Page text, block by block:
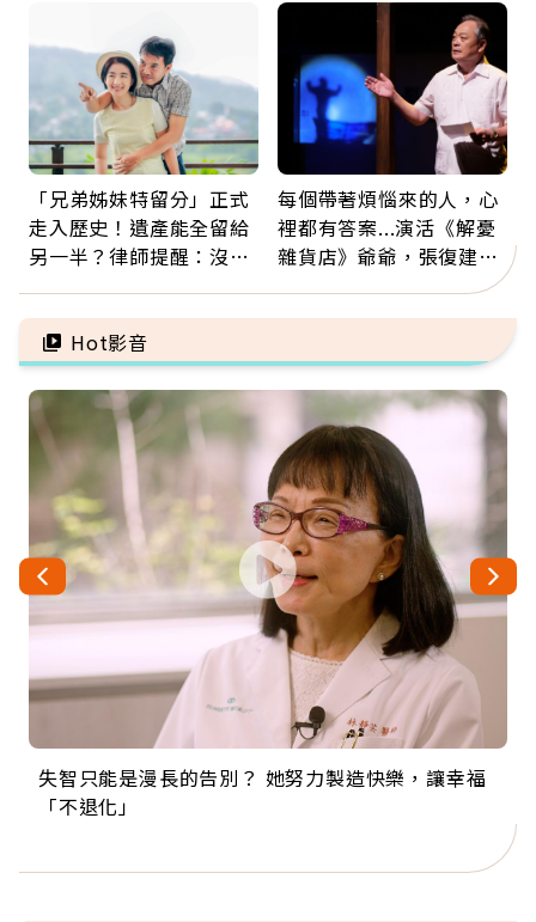
「兄弟姊妹特留分」正式
走入歷史！遺產能全留給
另一半？律師提醒：沒做
每個帶著煩惱來的人，心
裡都有答案...演活《解憂
雜貨店》爺爺，張復建：
放下執著不是認輸，而是
善待自己
Hot影音
失智只能是漫長的告別？ 她努力製造快樂，讓幸福
「不退化」
來自剛果的巧克力神父 為台灣奉獻36年 「台灣是我
的家，我連作夢都講台語！」
63歲卸矽谷副總、搬回台灣找快樂！「蛋黃哥小
丑」走進安養院，逗樂上萬爺奶：退休後才開始真
104歲打破金氏世界紀錄 成為全球最年長羽球選
手，分享長壽的秘密原來是「這個」
事業巔峰他選擇追夢…黑手阿伯拉小提琴還登上小
巨蛋！連CNN都大讚！